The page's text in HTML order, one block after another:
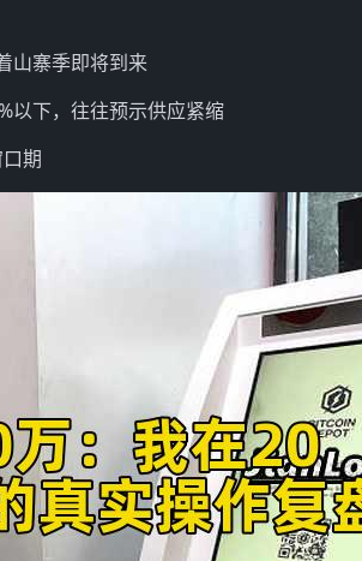
山寨季即将到来
以下，往往预示供应紧缩
期